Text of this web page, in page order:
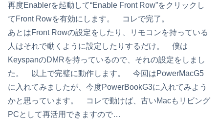
再度Enablerを起動して“Enable Front Row”をクリックし
てFront Rowを有効にします。 コレで完了。
あとはFront Rowの設定をしたり、リモコンを持っている
人はそれで動くように設定したりするだけ。 僕は
KeyspanのDMRを持っているので、それの設定をしまし
た。 以上で完璧に動作します。 今回はPowerMacG5
に入れてみましたが、今度PowerBookG3に入れてみよう
かと思っています。 コレで動けば、古いMacもリビング
PCとして再活用できますので…